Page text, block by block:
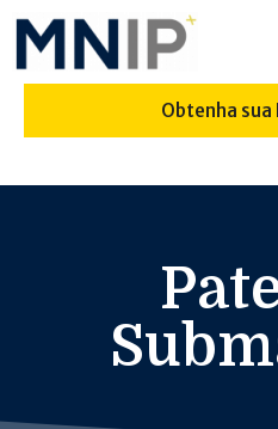
Obtenha